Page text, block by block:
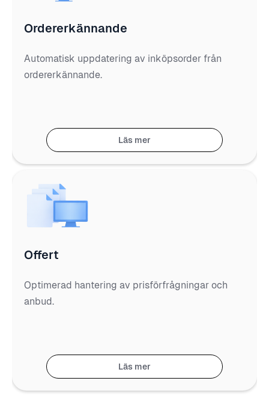
Ordererkännande
Automatisk uppdatering av inköpsorder från
ordererkännande.
Läs mer
Offert
Optimerad hantering av prisförfrågningar och
anbud.
Läs mer